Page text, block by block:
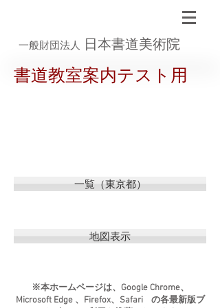
一般財団法人 日本書道美術院
書道教室案内テスト用
一覧（東京都）
地図表示
※本ホームページは、Google Chrome、
Microsoft Edge 、Firefox、Safari の各最新版ブ